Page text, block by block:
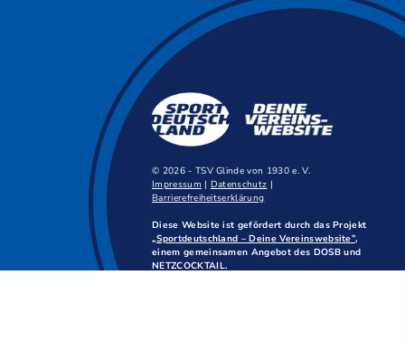
© 2026 - TSV Glinde von 1930 e. V.
Impressum | Datenschutz |
Barrierefreiheitserklärung
Diese Website ist gefördert durch das Projekt
„Sportdeutschland – Deine Vereinswebsite”,
einem gemeinsamen Angebot des DOSB und
NETZCOCKTAIL.